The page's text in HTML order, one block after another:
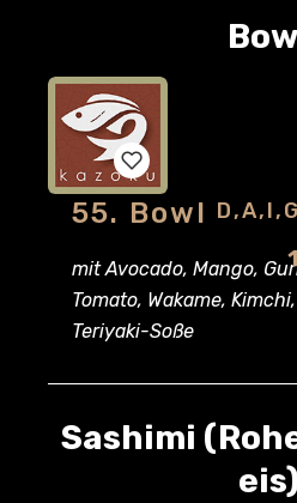
to
wishlist
55. Bowl
mit Avocado, Mango,
Tomato, Wakame,
Teriyaki-Soße
Sashimi
eis)